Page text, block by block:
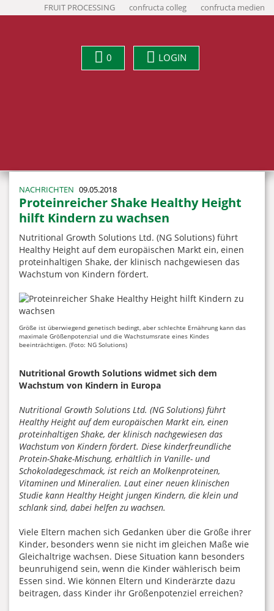
FRUIT PROCESSING confructa colleg confructa medien
0 LOGIN
NACHRICHTEN 09.05.2018
Proteinreicher Shake Healthy Height
hilft Kindern zu wachsen
Nutritional Growth Solutions Ltd. (NG Solutions) führt
Healthy Height auf dem europäischen Markt ein, einen
proteinhaltigen Shake, der klinisch nachgewiesen das
Wachstum von Kindern fördert.
Größe ist überwiegend genetisch bedingt, aber schlechte Ernährung kann das
maximale Größenpotenzial und die Wachstumsrate eines Kindes
beeinträchtigen. (Foto: NG Solutions)
Nutritional Growth Solutions widmet sich dem
Wachstum von Kindern in Europa
Nutritional Growth Solutions Ltd. (NG Solutions) führt
Healthy Height auf dem europäischen Markt ein, einen
proteinhaltigen Shake, der klinisch nachgewiesen das
Wachstum von Kindern fördert. Diese kinderfreundliche
Protein-Shake-Mischung, erhältlich in Vanille- und
Schokoladegeschmack, ist reich an Molkenproteinen,
Vitaminen und Mineralien. Laut einer neuen klinischen
Studie kann Healthy Height jungen Kindern, die klein und
schlank sind, dabei helfen zu wachsen.
Viele Eltern machen sich Gedanken über die Größe ihrer
Kinder, besonders wenn sie nicht im gleichen Maße wie
Gleichaltrige wachsen. Diese Situation kann besonders
beunruhigend sein, wenn die Kinder wählerisch beim
Essen sind. Wie können Eltern und Kinderärzte dazu
beitragen, dass Kinder ihr Größenpotenziel erreichen?